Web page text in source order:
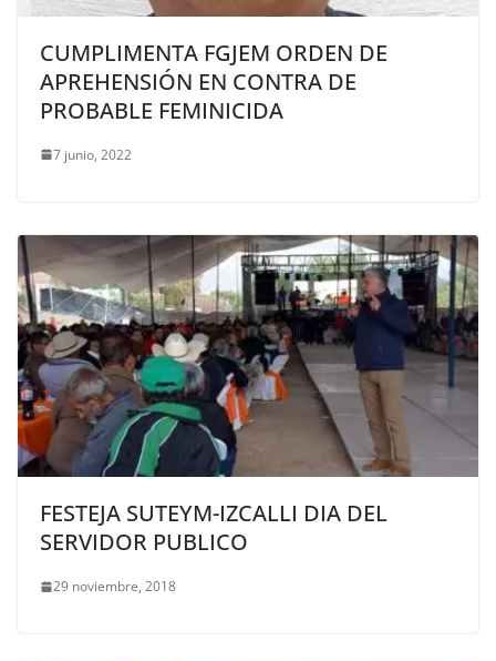
CUMPLIMENTA FGJEM ORDEN DE
APREHENSIÓN EN CONTRA DE
PROBABLE FEMINICIDA
7 junio, 2022
FESTEJA SUTEYM-IZCALLI DIA DEL
SERVIDOR PUBLICO
29 noviembre, 2018